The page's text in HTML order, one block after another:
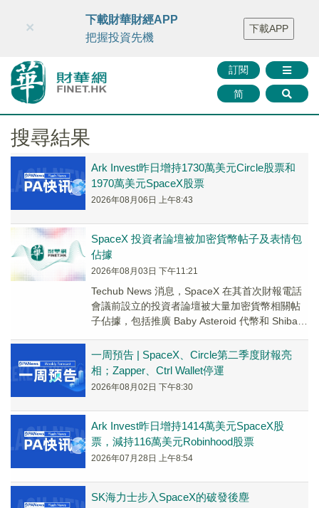
財華智庫網 FINTV FINMETA 財華證券 媒體矩陣
智庫沙龍
聯絡我們
訂閱
简
×
下載財華財經APP
把握投資先機
下載APP
搜尋結果
Ark Invest昨日增持1730萬美元Circle股票和
1970萬美元SpaceX股票
2026年08月06日 上午8:43
SpaceX 投資者論壇被加密貨幣帖子及表情包
佔據
2026年08月03日 下午11:21
Techub News 消息，SpaceX 在其首次財報電話
會議前設立的投資者論壇被大量加密貨幣相關帖
子佔據，包括推廣 Baby Asteroid 代幣和 Shiba
一周預告 | SpaceX、Circle第二季度財報亮
相；Zapper、Ctrl Wallet停運
2026年08月02日 下午8:30
Ark Invest昨日增持1414萬美元SpaceX股
票，減持116萬美元Robinhood股票
2026年07月28日 上午8:54
SK海力士步入SpaceX的破發後塵